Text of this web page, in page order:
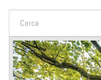
FORM DI RICERCA